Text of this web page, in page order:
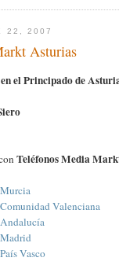
22, 2007
Asturias
el Principado de
Teléfonos Media
Valenciana
Vasco